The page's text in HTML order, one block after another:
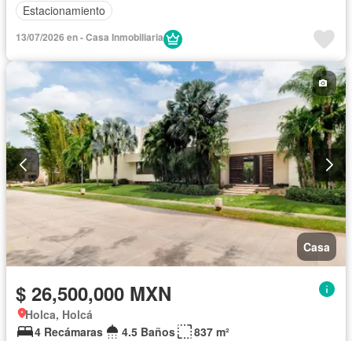
Estacionamiento
13/07/2026 en - Casa Inmobiliaria
Casa
$ 26,500,000 MXN
Holca, Holcá
4 Recámaras
4.5 Baños
837 m²